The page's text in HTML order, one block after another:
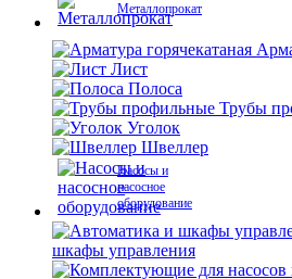
Металлопрокат
Лист
Полоса
Трубы
Уголок
Швеллер
Насосы и
насосное
оборудование
шкафы управления